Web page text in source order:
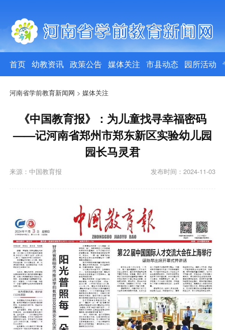
首页 幼教资讯 政策公告 媒体关注 市县动态 园所活动
河南省学前教育新闻网 >媒体关注
《中国教育报》：为儿童找寻幸福密码
——记河南省郑州市郑东新区实验幼儿园
园长马灵君
发布时间：2024-11-03
来源：中国教育报